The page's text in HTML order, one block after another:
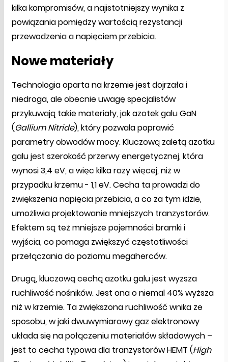
kilka kompromisów, a najistotniejszy wynika z
powiązania pomiędzy wartością rezystancji
przewodzenia a napięciem przebicia.
Nowe materiały
Technologia oparta na krzemie jest dojrzała i
niedroga, ale obecnie uwagę specjalistów
przykuwają takie materiały, jak azotek galu GaN
(Gallium Nitride), który pozwala poprawić
parametry obwodów mocy. Kluczową zaletą azotku
galu jest szerokość przerwy energetycznej, która
wynosi 3,4 eV, a więc kilka razy więcej, niż w
przypadku krzemu - 1,1 eV. Cecha ta prowadzi do
zwiększenia napięcia przebicia, a co za tym idzie,
umożliwia projektowanie mniejszych tranzystorów.
Efektem są też mniejsze pojemności bramki i
wyjścia, co pomaga zwiększyć częstotliwości
przełączania do poziomu megaherców.
Drugą, kluczową cechą azotku galu jest wyższa
ruchliwość nośników. Jest ona o niemal 40% wyższa
niż w krzemie. Ta zwiększona ruchliwość wnika ze
sposobu, w jaki dwuwymiarowy gaz elektronowy
układa się na połączeniu materiałów składowych –
jest to cecha typowa dla tranzystorów HEMT (High